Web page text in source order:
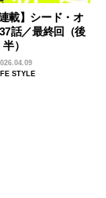
載】シード・オ
話／最終回（後
半）
STYLE